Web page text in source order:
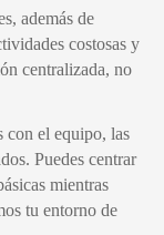
además de
costosas y
centralizada, no
con el equipo, las
Puedes centrar
mientras
tu entorno de